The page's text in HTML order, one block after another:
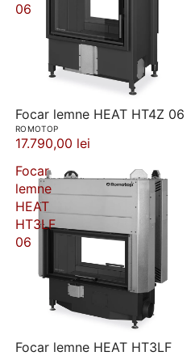
06
Focar lemne HEAT HT4Z 06
ROMOTOP
17.790,00 lei
Focar
lemne
HEAT
HT3LF
06
Focar lemne HEAT HT3LF